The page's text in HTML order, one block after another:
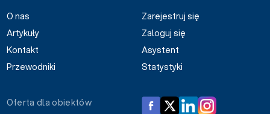
O nas
Artykuły
Kontakt
Przewodniki
Zarejestruj się
Zaloguj się
Asystent
Statystyki
Oferta dla obiektów